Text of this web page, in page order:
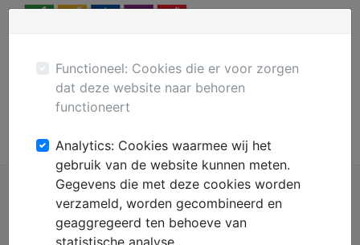
Plaats gratis advertentie
Mechanisatie